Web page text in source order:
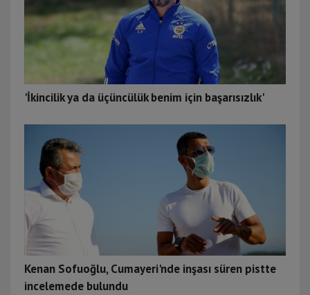
'İkincilik ya da üçüncülük benim için başarısızlık'
Kenan Sofuoğlu, Cumayeri'nde inşası süren pistte
incelemede bulundu